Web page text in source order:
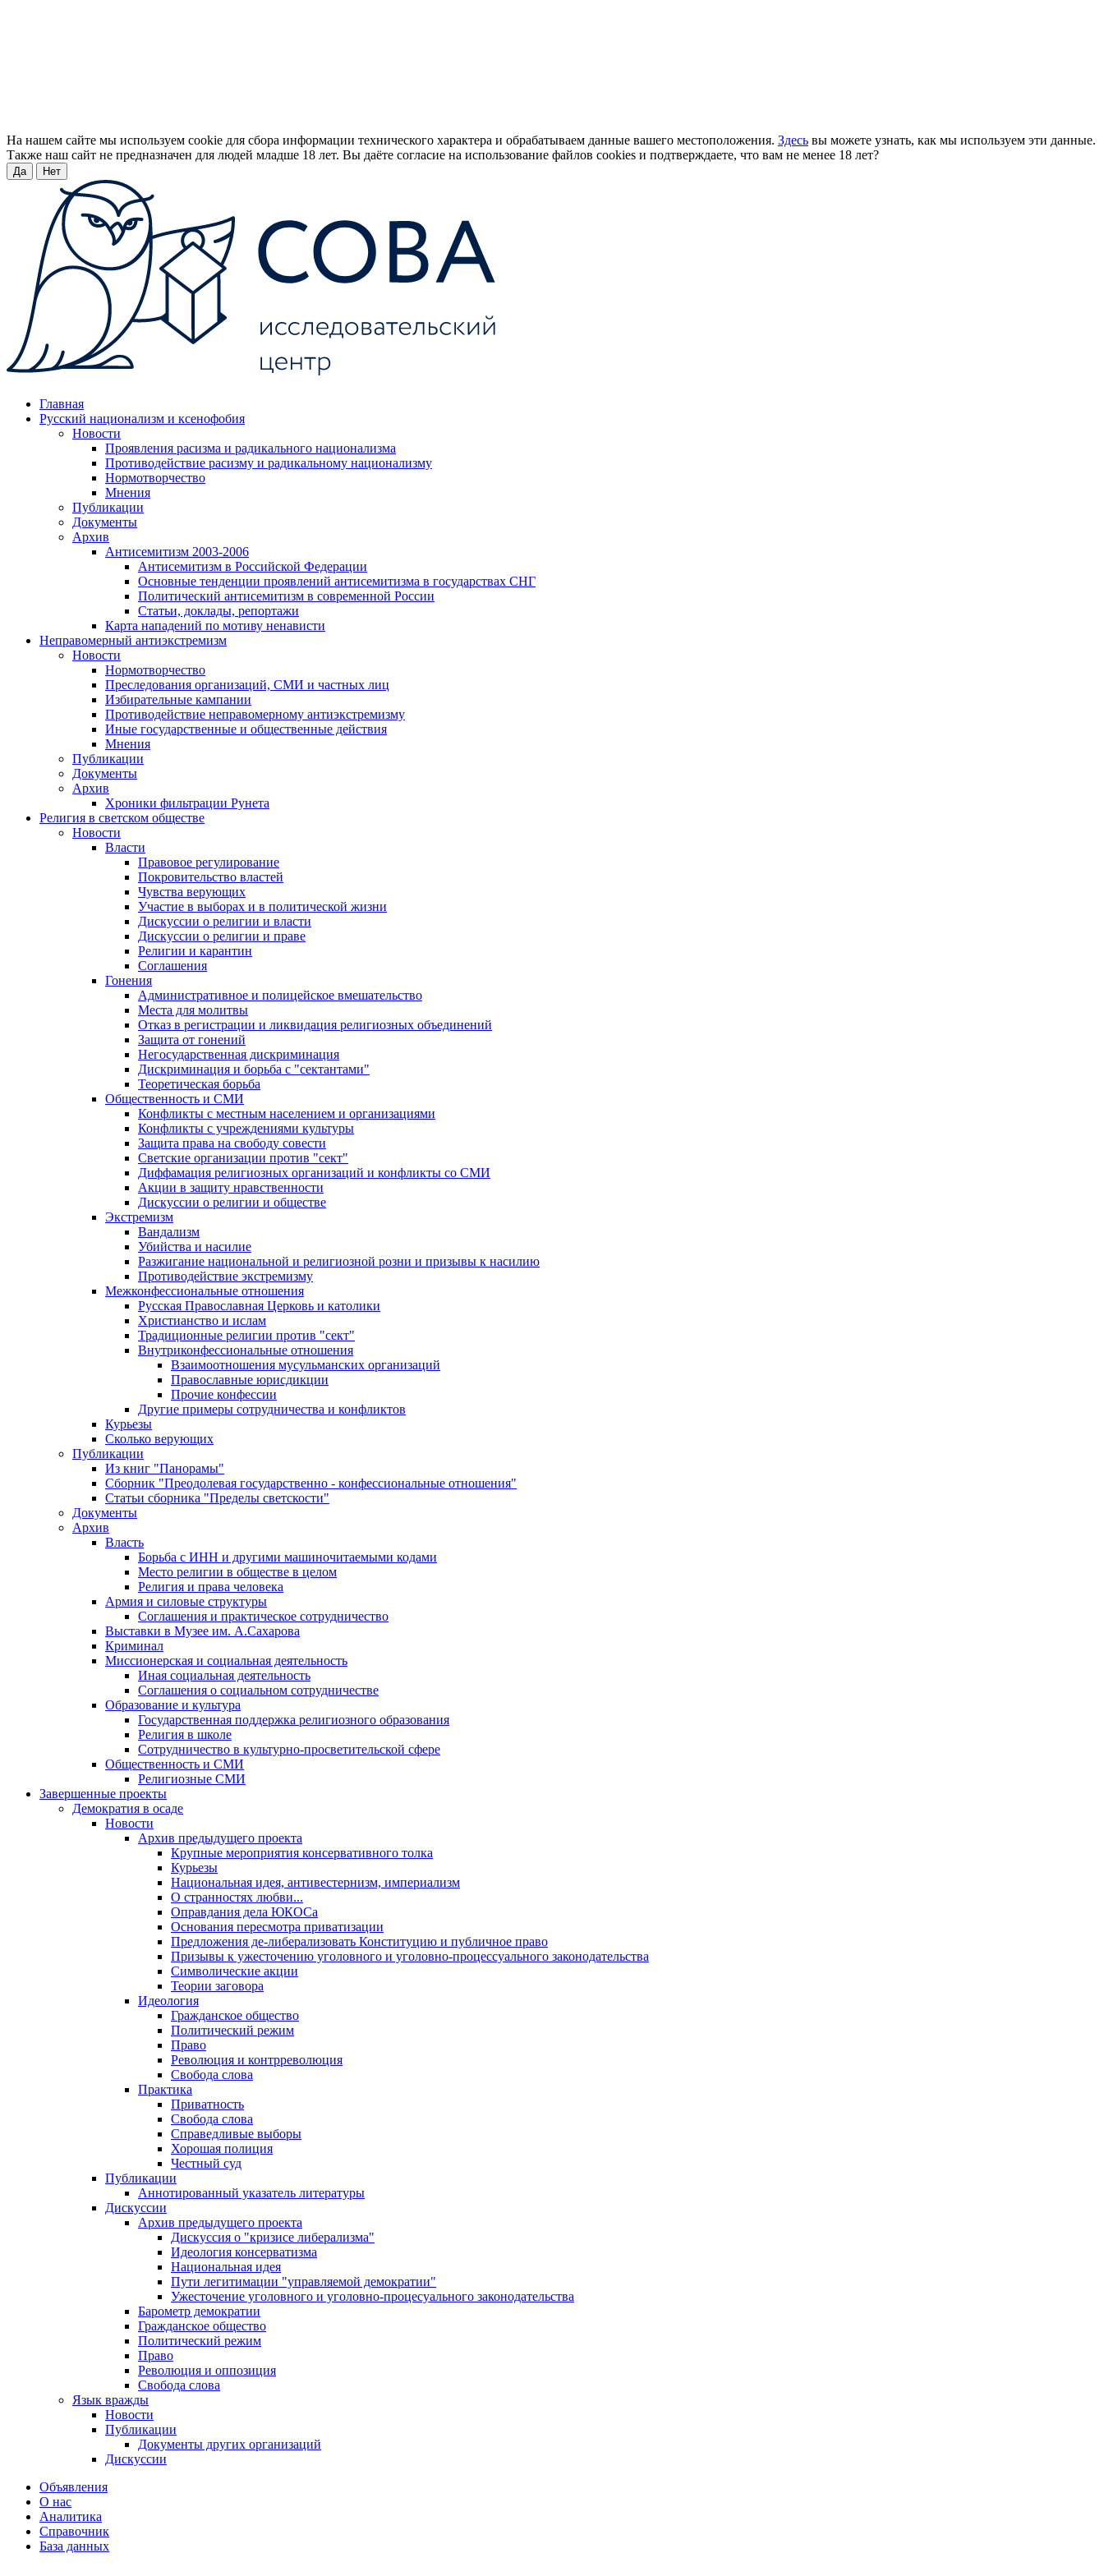
На нашем сайте мы используем cookie для сбора информации технического характера и обрабатываем данные вашего местоположения. Здесь вы можете узнать, как мы используем эти данные.
Также наш сайт не предназначен для людей младше 18 лет. Вы даёте согласие на использование файлов cookies и подтверждаете, что вам не менее 18 лет?
Да Нет
Главная
Русский национализм и ксенофобия
Новости
Проявления расизма и радикального национализма
Противодействие расизму и радикальному национализму
Нормотворчество
Мнения
Публикации
Документы
Архив
Антисемитизм 2003-2006
Антисемитизм в Российской Федерации
Основные тенденции проявлений антисемитизма в государствах СНГ
Политический антисемитизм в современной России
Статьи, доклады, репортажи
Карта нападений по мотиву ненависти
Неправомерный антиэкстремизм
Новости
Нормотворчество
Преследования организаций, СМИ и частных лиц
Избирательные кампании
Противодействие неправомерному антиэкстремизму
Иные государственные и общественные действия
Мнения
Публикации
Документы
Архив
Хроники фильтрации Рунета
Религия в светском обществе
Новости
Власти
Правовое регулирование
Покровительство властей
Чувства верующих
Участие в выборах и в политической жизни
Дискуссии о религии и власти
Дискуссии о религии и праве
Религии и карантин
Соглашения
Гонения
Административное и полицейское вмешательство
Места для молитвы
Отказ в регистрации и ликвидация религиозных объединений
Защита от гонений
Негосударственная дискриминация
Дискриминация и борьба с "сектантами"
Теоретическая борьба
Общественность и СМИ
Конфликты с местным населением и организациями
Конфликты с учреждениями культуры
Защита права на свободу совести
Светские организации против "сект"
Диффамация религиозных организаций и конфликты со СМИ
Акции в защиту нравственности
Дискуссии о религии и обществе
Экстремизм
Вандализм
Убийства и насилие
Разжигание национальной и религиозной розни и призывы к насилию
Противодействие экстремизму
Межконфессиональные отношения
Русская Православная Церковь и католики
Христианство и ислам
Традиционные религии против "сект"
Внутриконфессиональные отношения
Взаимоотношения мусульманских организаций
Православные юрисдикции
Прочие конфессии
Другие примеры сотрудничества и конфликтов
Курьезы
Сколько верующих
Публикации
Из книг "Панорамы"
Сборник "Преодолевая государственно - конфессиональные отношения"
Статьи сборника "Пределы светскости"
Документы
Архив
Власть
Борьба с ИНН и другими машиночитаемыми кодами
Место религии в обществе в целом
Религия и права человека
Армия и силовые структуры
Соглашения и практическое сотрудничество
Выставки в Музее им. А.Сахарова
Криминал
Миссионерская и социальная деятельность
Иная социальная деятельность
Соглашения о социальном сотрудничестве
Образование и культура
Государственная поддержка религиозного образования
Религия в школе
Сотрудничество в культурно-просветительской сфере
Общественность и СМИ
Религиозные СМИ
Завершенные проекты
Демократия в осаде
Новости
Архив предыдущего проекта
Крупные мероприятия консервативного толка
Курьезы
Национальная идея, антивестернизм, империализм
О странностях любви...
Оправдания дела ЮКОСа
Основания пересмотра приватизации
Предложения де-либерализовать Конституцию и публичное право
Призывы к ужесточению уголовного и уголовно-процессуального законодательства
Символические акции
Теории заговора
Идеология
Гражданское общество
Политический режим
Право
Революция и контрреволюция
Свобода слова
Практика
Приватность
Свобода слова
Справедливые выборы
Хорошая полиция
Честный суд
Публикации
Аннотированный указатель литературы
Дискуссии
Архив предыдущего проекта
Дискуссия о "кризисе либерализма"
Идеология консерватизма
Национальная идея
Пути легитимации "управляемой демократии"
Ужесточение уголовного и уголовно-процесуального законодательства
Барометр демократии
Гражданское общество
Политический режим
Право
Революция и оппозиция
Свобода слова
Язык вражды
Новости
Публикации
Документы других организаций
Дискуссии
Объявления
О нас
Аналитика
Справочник
База данных